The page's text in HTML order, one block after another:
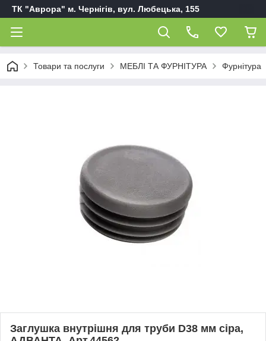
ТК "Аврора" м. Чернігів, вул. Любецька, 155
Товари та послуги МЕБЛІ ТА ФУРНІТУРА Фурнітура
Заглушка внутрішня для труби D38 мм сіра,